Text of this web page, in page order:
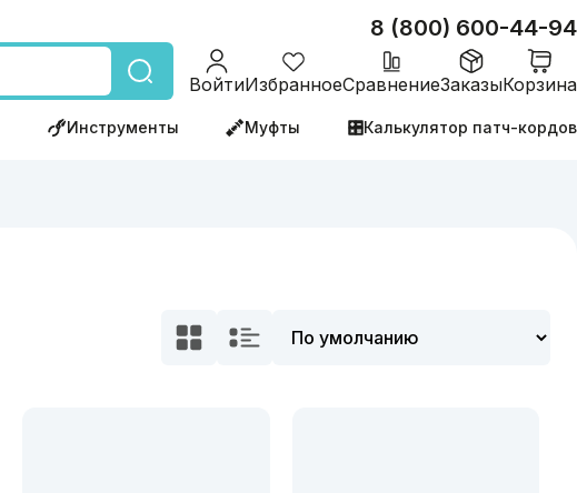
8 (800) 600-44-94
ВойтиИзбранноеСравнениеЗаказыКорзина
Инструменты Муфты Калькулятор патч-кордов